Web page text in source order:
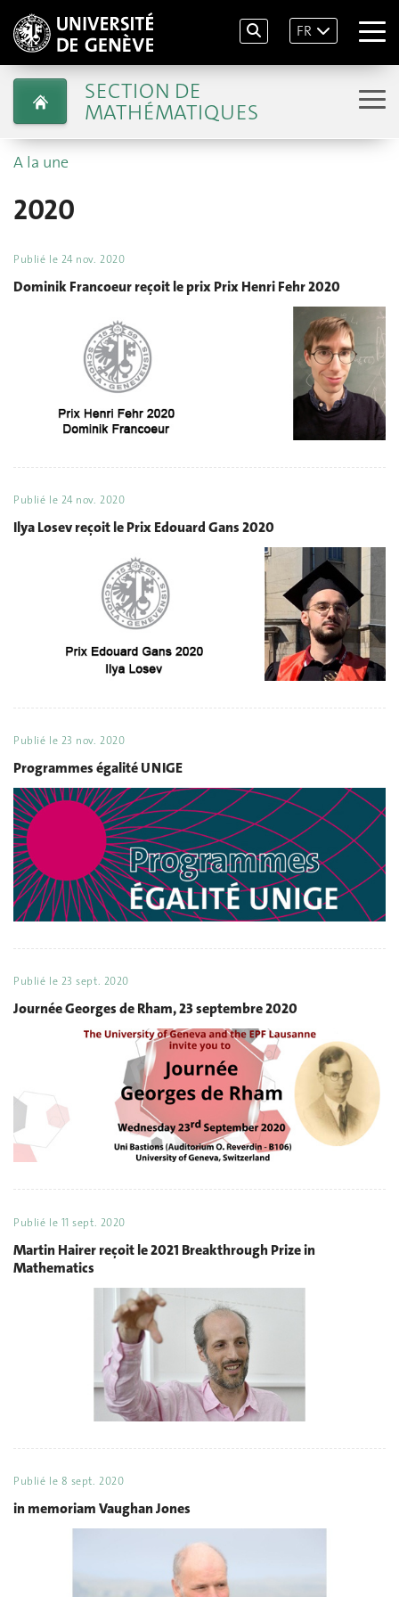
FR
SECTION DE
MATHÉMATIQUES
A la une
2020
Publié le 24 nov. 2020
Dominik Francoeur reçoit le prix Prix Henri Fehr 2020
Publié le 24 nov. 2020
Ilya Losev reçoit le Prix Edouard Gans 2020
Publié le 23 nov. 2020
Programmes égalité UNIGE
Publié le 23 sept. 2020
Journée Georges de Rham, 23 septembre 2020
Publié le 11 sept. 2020
Martin Hairer reçoit le 2021 Breakthrough Prize in
Mathematics
Publié le 8 sept. 2020
in memoriam Vaughan Jones